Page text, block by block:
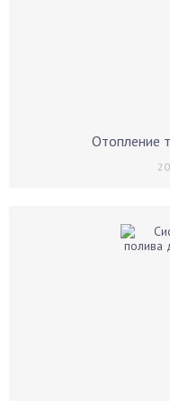
Отопление